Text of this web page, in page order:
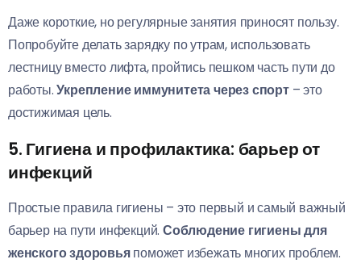
Даже короткие, но регулярные занятия приносят пользу.
Попробуйте делать зарядку по утрам, использовать
лестницу вместо лифта, пройтись пешком часть пути до
работы.Укрепление иммунитета через спорт– это
достижимая цель.
5. Гигиена и профилактика: барьер от
инфекций
Простые правила гигиены – это первый и самый важный
барьер на пути инфекций. Соблюдение гигиены для
женского здоровьяпоможет избежать многих проблем.